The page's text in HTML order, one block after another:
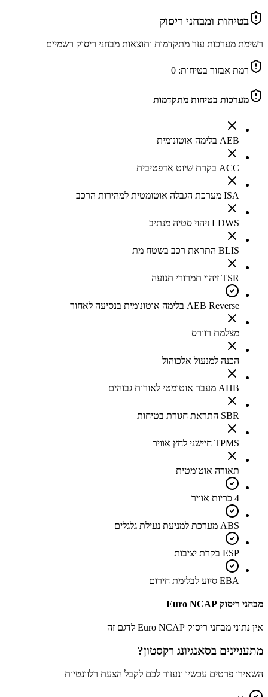
בטיחות ומבחני ריסוק
רשימת מערכות עזר מתקדמות ותוצאות מבחני ריסוק רשמיים
רמת אבזור בטיחות: 0
מערכות בטיחות מתקדמות
AEB בלימה אוטונומית
ACC בקרת שיוט אדפטיבית
ISA מערכת הגבלה אוטומטית למהירות הרכב
LDWS זיהוי סטיה מנתיב
BLIS התראת רכב בשטח מת
TSR זיהוי תמרורי תנועה
AEB Reverse בלימה אוטונומית בנסיעה לאחור
מצלמת רוורס
הכנה למנעול אלכוהול
AHB מעבר אוטומטי לאורות גבוהים
SBR התראת חגורת בטיחות
TPMS חיישני לחץ אוויר
תאורה אוטומטית
4 כריות אוויר
ABS מערכת למניעת נעילת גלגלים
ESP בקרת יציבות
EBA סיוע לבלימת חירום
מבחני ריסוק Euro NCAP
אין נתוני מבחני ריסוק Euro NCAP לדגם זה
מתעניינים בסאנגיונג רקסטון?
השאירו פרטים עכשיו ונעזור לכם לקבל הצעת רלוונטיות